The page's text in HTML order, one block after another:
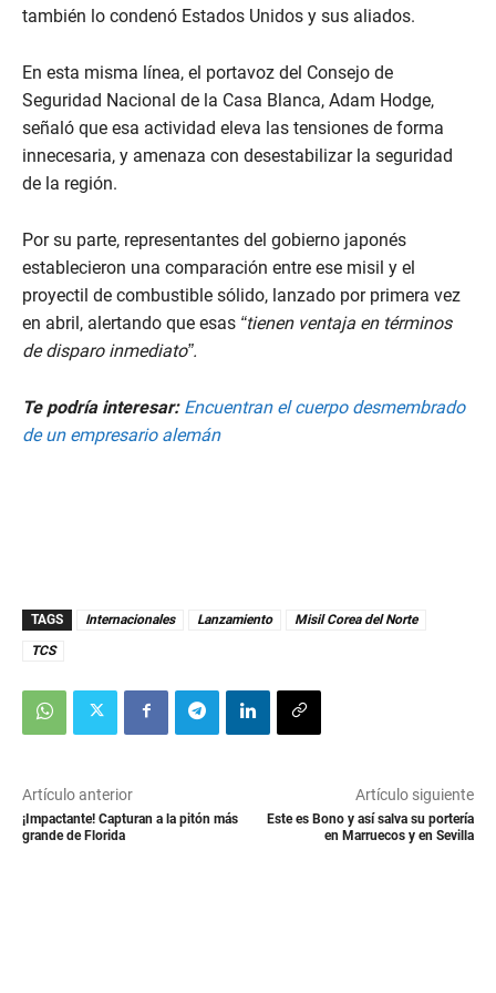
también lo condenó Estados Unidos y sus aliados.
En esta misma línea, el portavoz del Consejo de
Seguridad Nacional de la Casa Blanca, Adam Hodge,
señaló que esa actividad eleva las tensiones de forma
innecesaria, y amenaza con desestabilizar la seguridad
de la región.
Por su parte, representantes del gobierno japonés
establecieron una comparación entre ese misil y el
proyectil de combustible sólido, lanzado por primera vez
en abril, alertando que esas “tienen ventaja en términos
de disparo inmediato”.
Te podría interesar: Encuentran el cuerpo desmembrado
de un empresario alemán
TAGS Internacionales Lanzamiento
Misil Corea del Norte
TCS
Artículo anterior
¡Impactante! Capturan a la pitón más
grande de Florida
Artículo siguiente
Este es Bono y así salva su portería
en Marruecos y en Sevilla